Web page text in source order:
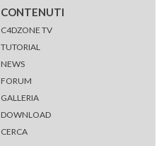
CONTENUTI
C4DZONE TV
TUTORIAL
NEWS
FORUM
GALLERIA
DOWNLOAD
CERCA